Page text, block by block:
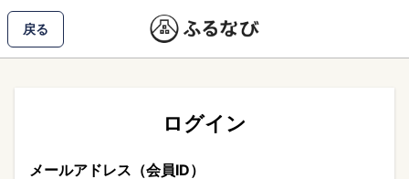
戻る
ログイン
メールアドレス（会員ID）